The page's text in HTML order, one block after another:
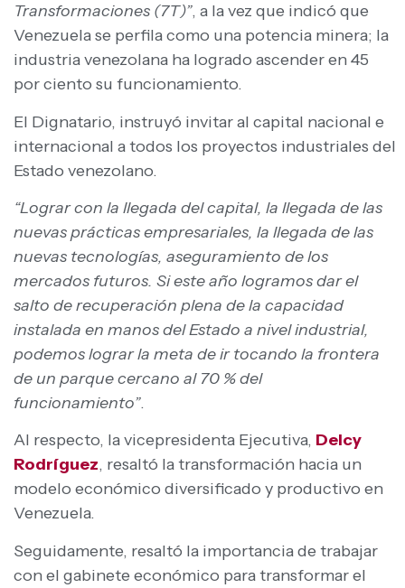
Transformaciones (7T)”, a la vez que indicó que
Venezuela se perfila como una potencia minera; la
industria venezolana ha logrado ascender en 45
por ciento su funcionamiento.
El Dignatario, instruyó invitar al capital nacional e
internacional a todos los proyectos industriales del
Estado venezolano.
“Lograr con la llegada del capital, la llegada de las
nuevas prácticas empresariales, la llegada de las
nuevas tecnologías, aseguramiento de los
mercados futuros. Si este año logramos dar el
salto de recuperación plena de la capacidad
instalada en manos del Estado a nivel industrial,
podemos lograr la meta de ir tocando la frontera
de un parque cercano al 70 % del
funcionamiento”.
Al respecto, la vicepresidenta Ejecutiva, Delcy
Rodríguez, resaltó la transformación hacia un
modelo económico diversificado y productivo en
Venezuela.
Seguidamente, resaltó la importancia de trabajar
con el gabinete económico para transformar el